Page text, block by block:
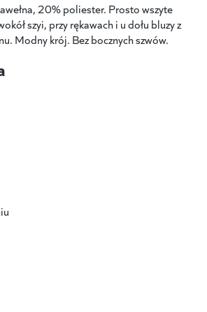
20% poliester. Prosto wszyte
szyi, przy rękawach i u dołu bluzy z
Modny krój. Bez bocznych szwów.